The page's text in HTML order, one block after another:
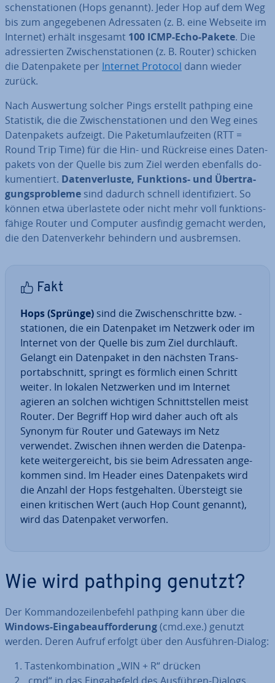
schen­sta­tio­nen (Hops genannt). Jeder Hop auf dem Weg
bis zum an­ge­ge­be­nen Adres­sa­ten (z. B. eine Webseite im
Internet) erhält insgesamt 100 ICMP-Echo-Pakete. Die
adres­sier­ten Zwi­schen­sta­tio­nen (z. B. Router) schicken
die Da­ten­pa­ke­te per Internet Protocol dann wieder
zurück.
Nach Aus­wer­tung solcher Pings erstellt pathping eine
Statistik, die die Zwi­schen­sta­tio­nen und den Weg eines
Da­ten­pa­kets aufzeigt. Die Pa­ket­um­lauf­zei­ten (RTT =
Round Trip Time) für die Hin- und Rückreise eines Da­ten­
pa­kets von der Quelle bis zum Ziel werden ebenfalls do­
ku­men­tiert. Da­ten­ver­lus­te, Funktions- und Über­tra­
gungs­pro­ble­me sind dadurch schnell iden­ti­fi­ziert. So
können etwa über­las­te­te oder nicht mehr voll funk­ti­ons­
fä­hi­ge Router und Computer ausfindig gemacht werden,
die den Da­ten­ver­kehr behindern und aus­brem­sen.
Fakt
Hops (Sprünge) sind die Zwi­schen­schrit­te bzw. -
stationen, die ein Da­ten­pa­ket im Netzwerk oder im
Internet von der Quelle bis zum Ziel durch­läuft.
Gelangt ein Da­ten­pa­ket in den nächsten Trans­
port­ab­schnitt, springt es förmlich einen Schritt
weiter. In lokalen Netz­wer­ken und im Internet
agieren an solchen wichtigen Schnitt­stel­len meist
Router. Der Begriff Hop wird daher auch oft als
Synonym für Router und Gateways im Netz
verwendet. Zwischen ihnen werden die Da­ten­pa­
ke­te wei­ter­ge­reicht, bis sie beim Adres­sa­ten an­ge­
kom­men sind. Im Header eines Da­ten­pa­kets wird
die Anzahl der Hops fest­ge­hal­ten. Über­steigt sie
einen kri­ti­schen Wert (auch Hop Count genannt),
wird das Da­ten­pa­ket verworfen.
Wie wird pathping genutzt?
Der Kom­man­do­zei­len­be­fehl pathping kann über die
Windows-Ein­ga­be­auf­for­de­rung(cmd.exe.) genutzt
werden. Deren Aufruf erfolgt über den Ausführen-Dialog:
Tas­ten­kom­bi­na­ti­on „WIN + R“ drücken